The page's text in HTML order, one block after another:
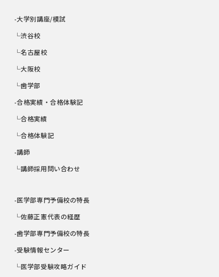
-大学別講座/模試
└渋谷校
└名古屋校
└大阪校
└歯学部
-合格実績・合格体験記
└合格実績
└合格体験記
-講師
└講師採用問い合わせ
-医学部専門予備校の特長
└佐藤正憲代表の経歴
-歯学部専門予備校の特長
-受験情報センター
└医学部受験攻略ガイド